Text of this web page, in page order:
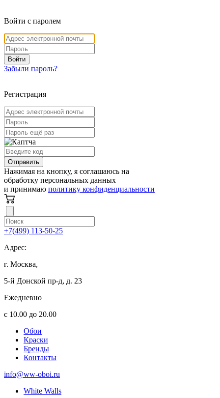
Войти с паролем
Войти
Забыли пароль?
Регистрация
Отправить
Нажимая на кнопку, я соглашаюсь на
обработку персональных данных
и принимаю политику конфиденциальности
+7(499) 113-50-25
Адрес:
г. Москва,
5-й Донской пр-д, д. 23
Ежедневно
с 10.00 до 20.00
Обои
Краски
Бренды
Контакты
info@ww-oboi.ru
White Walls